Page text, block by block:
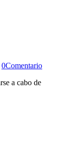
0Comentario